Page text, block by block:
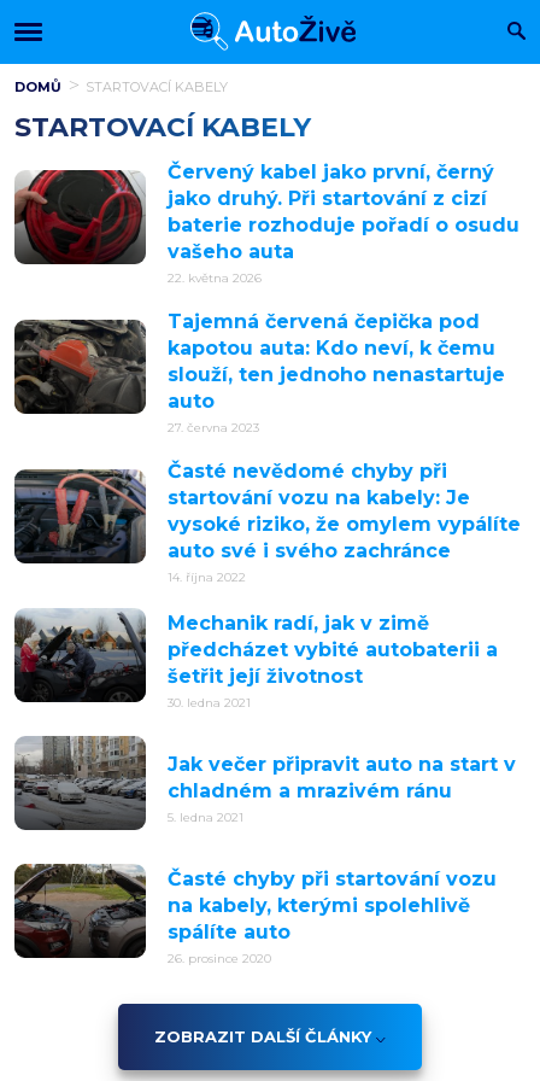
DOMŮ STARTOVACÍ KABELY
STARTOVACÍ KABELY
Červený kabel jako první, černý
jako druhý. Při startování z cizí
baterie rozhoduje pořadí o osudu
vašeho auta
22. května 2026
Tajemná červená čepička pod
kapotou auta: Kdo neví, k čemu
slouží, ten jednoho nenastartuje
auto
27. června 2023
Časté nevědomé chyby při
startování vozu na kabely: Je
vysoké riziko, že omylem vypálíte
auto své i svého zachránce
14. října 2022
Mechanik radí, jak v zimě
předcházet vybité autobaterii a
šetřit její životnost
30. ledna 2021
Jak večer připravit auto na start v
chladném a mrazivém ránu
5. ledna 2021
Časté chyby při startování vozu
na kabely, kterými spolehlivě
spálíte auto
26. prosince 2020
ZOBRAZIT DALŠÍ ČLÁNKY